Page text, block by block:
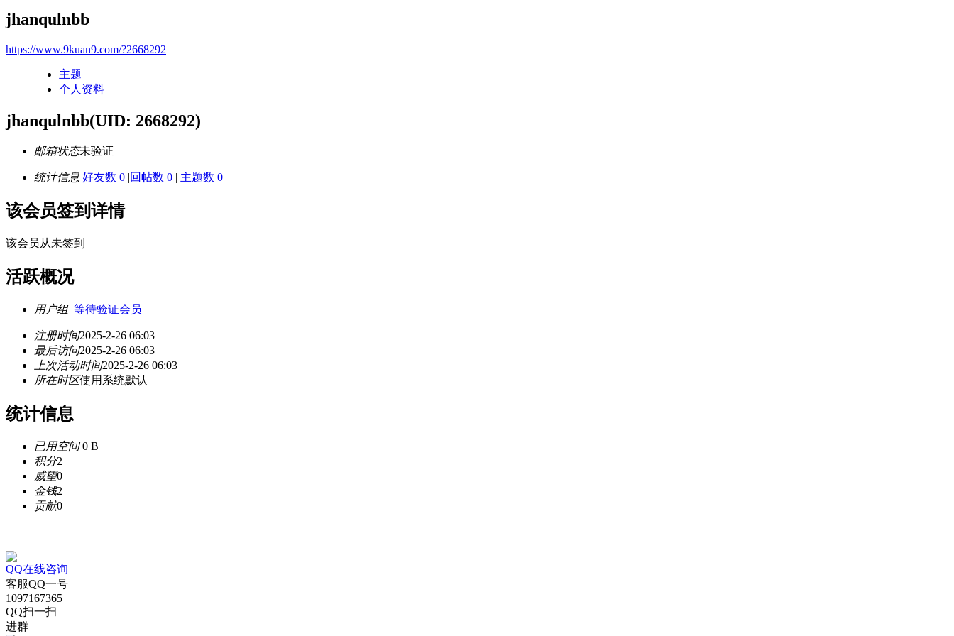
jhanqulnbb
https://www.9kuan9.com/?2668292
主题
个人资料
jhanqulnbb(UID: 2668292)
邮箱状态未验证
统计信息 好友数 0 |回帖数 0 | 主题数 0
该会员签到详情
该会员从未签到
活跃概况
用户组 等待验证会员
注册时间2025-2-26 06:03
最后访问2025-2-26 06:03
上次活动时间2025-2-26 06:03
所在时区使用系统默认
统计信息
已用空间0 B
积分2
威望0
金钱2
贡献0
QQ在线咨询
客服QQ一号
1097167365
QQ扫一扫
进群